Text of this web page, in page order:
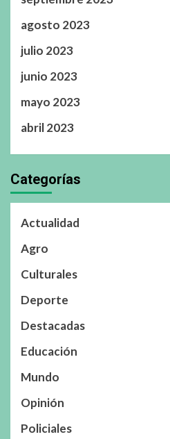
agosto 2023
julio 2023
junio 2023
mayo 2023
abril 2023
Categorías
Actualidad
Agro
Culturales
Deporte
Destacadas
Educación
Mundo
Opinión
Policiales